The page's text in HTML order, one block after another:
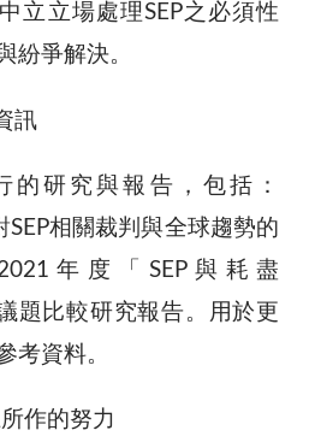
立立場處理SEP之必須性
紛爭解決。
訊
的研究與報告，包括：
相關裁判與全球趨勢的
年度「SEP與耗盡
題比較研究報告。用於更
考資料。
作的努力